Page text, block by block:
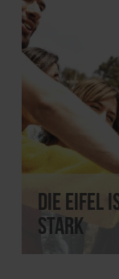
Die Eifel
stark